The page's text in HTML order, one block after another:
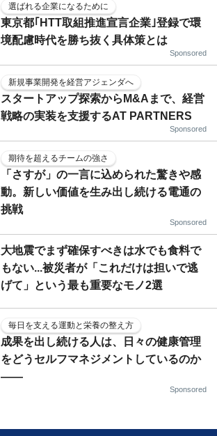
選ばれる企業になるために
東京都｢HTT取組推進宣言企業｣登録で環
境配慮時代を勝ち抜く具体策とは
Sponsored
新規事業開発を経営アジェンダへ
スタートアップ探索からM&Aまで、経営
戦略の実装を支援するAT PARTNERS
Sponsored
期待を超えるチームの強さ
「さすが」の一言に込められた驚きや感
動。新しい価値を生み出し続ける電通の
挑戦
Sponsored
大地震でまず確保すべきは水でも食料で
もない...被災者が「これだけは担いで逃
げて」という最も重要なモノ2選
毎日を支える運動と栄養の整え方
成果を出し続ける人は、日々の健康管理
をどうセルフマネジメントしているのか
——
Sponsored